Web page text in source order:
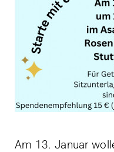
Kontakt
Am 13. Januar